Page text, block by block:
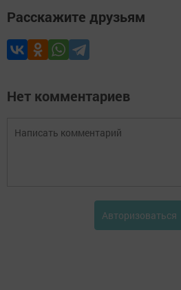
Расскажите друзьям
Нет комментариев
Авторизоваться